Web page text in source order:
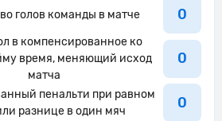
не смог попасть в створ
ворот произведет Новая
голов команды в матче 0
в компенсированное ко
время, меняющий исход
матча
0
пенальти при равном
разнице в один мяч
0